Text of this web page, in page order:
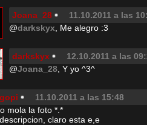
Joana_28 11.10.2011 a las
@darkskyx , Me alegro :3
darkskyx 12.10.2011 a las
@Joana_28 , Y yo ^3^
11.10.2011 a las 15:48
mola la foto *.*
claro esta e,e